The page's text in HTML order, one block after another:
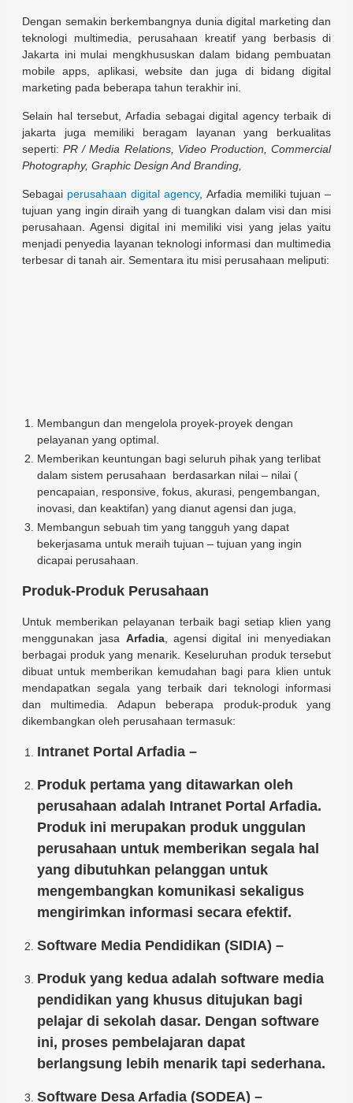
Dengan semakin berkembangnya dunia digital marketing dan
teknologi multimedia, perusahaan kreatif yang berbasis di
Jakarta ini mulai mengkhususkan dalam bidang pembuatan
mobile apps, aplikasi, website dan juga di bidang digital
marketing pada beberapa tahun terakhir ini.
Selain hal tersebut, Arfadia sebagai digital agency terbaik di
jakarta juga memiliki beragam layanan yang berkualitas
seperti:PR / Media Relations, Video Production, Commercial
Photography, Graphic Design And Branding,
Sebagai perusahaan digital agency, Arfadia memiliki tujuan –
tujuan yang ingin diraih yang di tuangkan dalam visi dan misi
perusahaan. Agensi digital ini memiliki visi yang jelas yaitu
menjadi penyedia layanan teknologi informasi dan multimedia
terbesar di tanah air. Sementara itu misi perusahaan meliputi:
Membangun dan mengelola proyek-proyek dengan
pelayanan yang optimal.
Memberikan keuntungan bagi seluruh pihak yang terlibat
dalam sistem perusahaan berdasarkan nilai – nilai (
pencapaian, responsive, fokus, akurasi, pengembangan,
inovasi, dan keaktifan) yang dianut agensi dan juga,
Membangun sebuah tim yang tangguh yang dapat
bekerjasama untuk meraih tujuan – tujuan yang ingin
dicapai perusahaan.
Produk-Produk Perusahaan
Untuk memberikan pelayanan terbaik bagi setiap klien yang
menggunakan jasa Arfadia, agensi digital ini menyediakan
berbagai produk yang menarik. Keseluruhan produk tersebut
dibuat untuk memberikan kemudahan bagi para klien untuk
mendapatkan segala yang terbaik dari teknologi informasi
dan multimedia. Adapun beberapa produk-produk yang
dikembangkan oleh perusahaan termasuk:
Intranet Portal Arfadia –
Produk pertama yang ditawarkan oleh
perusahaan adalah Intranet Portal Arfadia.
Produk ini merupakan produk unggulan
perusahaan untuk memberikan segala hal
yang dibutuhkan pelanggan untuk
mengembangkan komunikasi sekaligus
mengirimkan informasi secara efektif.
Software Media Pendidikan (SIDIA) –
Produk yang kedua adalah software media
pendidikan yang khusus ditujukan bagi
pelajar di sekolah dasar. Dengan software
ini, proses pembelajaran dapat
berlangsung lebih menarik tapi sederhana.
Software Desa Arfadia (SODEA) –